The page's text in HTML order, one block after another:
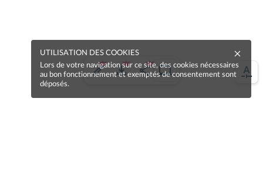
UTILISATION DES COOKIES
Lors de votre navigation sur ce site, des cookies nécessaires
au bon fonctionnement et exemptés de consentement sont
déposés.